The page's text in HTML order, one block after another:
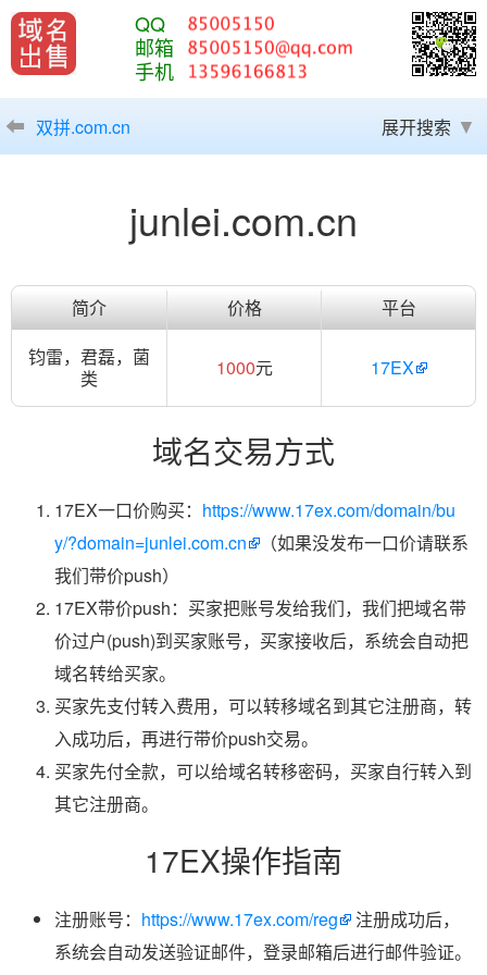
QQ
邮箱
手机
双拼.com.cn 展开搜索
junlei.com.cn
简介 价格
平台
钧雷，君磊，菌
类
1000元 17EX
域名交易方式
17EX一口价购买： https://www.17ex.com/domain/bu
y/?domain=junlei.com.cn
（如果没发布一口价请联系
我们带价push）
17EX带价push：买家把账号发给我们，我们把域名带
价过户(push)到买家账号，买家接收后，系统会自动把
域名转给买家。
买家先支付转入费用，可以转移域名到其它注册商，转
入成功后，再进行带价push交易。
买家先付全款，可以给域名转移密码，买家自行转入到
其它注册商。
17EX操作指南
注册账号： https://www.17ex.com/reg
注册成功后，
系统会自动发送验证邮件，登录邮箱后进行邮件验证。